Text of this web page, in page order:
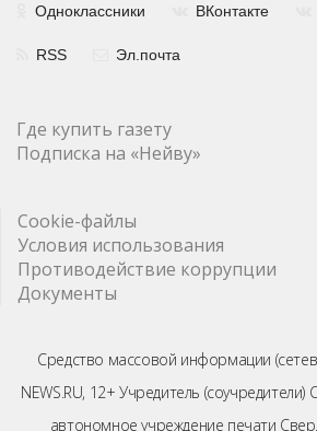
Одноклассники ВКонтакте
RSS Эл.почта
Где купить газету
Подписка на «Нейву»
Cookie-файлы
Условия использования
Противодействие коррупции
Документы
Средство массовой информации
NEWS.RU, 12+ Учредитель
автономное учреждение печати